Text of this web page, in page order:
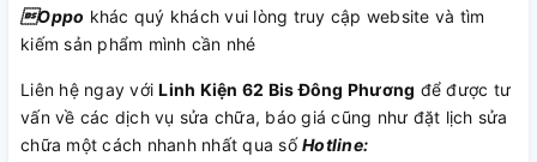
Oppo khác quý khách vui lòng truy cập website và tìm
kiếm sản phẩm mình cần nhé
Liên hệ ngay vớiLinh Kiện 62 Bis Đông Phương để được tư
vấn về các dịch vụ sửa chữa, báo giá cũng như đặt lịch sửa
chữa một cách nhanh nhất qua sốHotline: